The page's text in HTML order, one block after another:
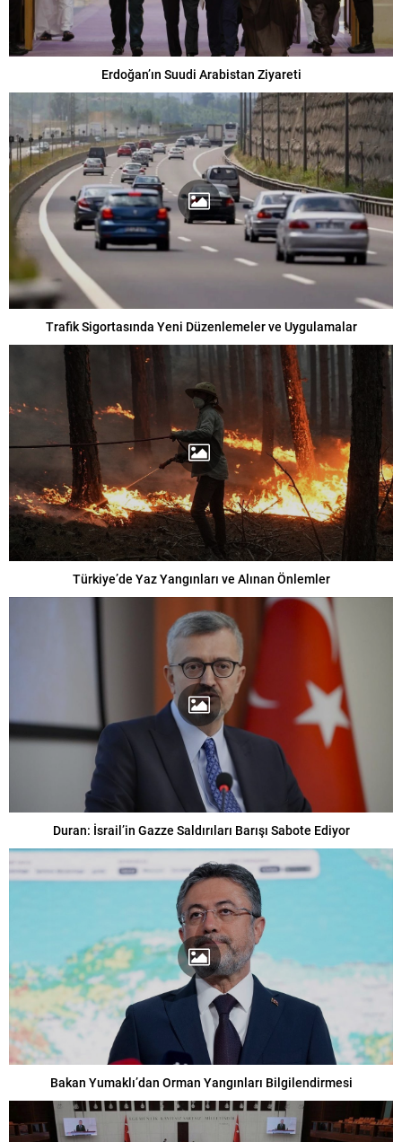
Erdoğan’ın Suudi Arabistan Ziyareti
Trafik Sigortasında Yeni Düzenlemeler ve Uygulamalar
Türkiye’de Yaz Yangınları ve Alınan Önlemler
Duran: İsrail’in Gazze Saldırıları Barışı Sabote Ediyor
Bakan Yumaklı’dan Orman Yangınları Bilgilendirmesi